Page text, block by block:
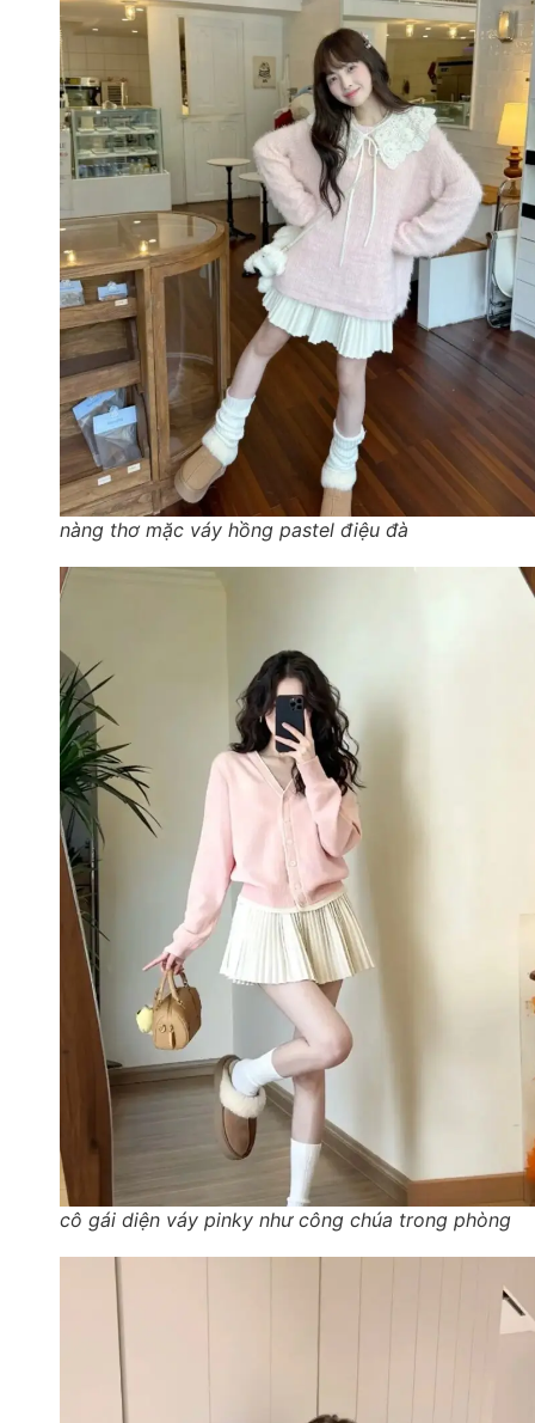
nàng thơ mặc váy hồng pastel điệu đà
cô gái diện váy pinky như công chúa trong phòng